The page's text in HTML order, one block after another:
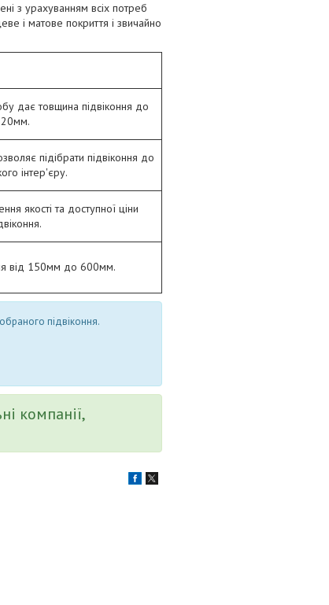
з урахуванням всіх потреб
і матове покриття і звичайно
дає товщина підвіконня до
20мм.
підібрати підвіконня до
інтер'єру.
якості та доступної ціни
від 150мм до 600мм.
підвіконня.
компанії,